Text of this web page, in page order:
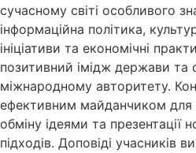
сучасному світі особливого
інформаційна політика,
ініціативи та економічні
позитивний імідж держави та
міжнародному авторитету.
ефективним майданчиком для
обміну ідеями та презентації
підходів. Доповіді учасників